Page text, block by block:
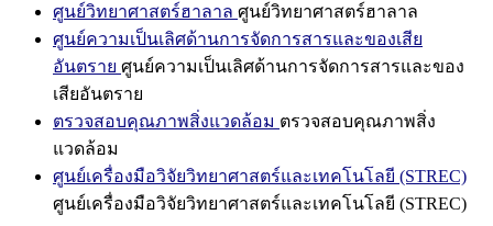
ศูนย์วิทยาศาสตร์ฮาลาล ศูนย์วิทยาศาสตร์ฮาลาล
ศูนย์ความเป็นเลิศด้านการจัดการสารและของเสีย
อันตราย ศูนย์ความเป็นเลิศด้านการจัดการสารและของ
เสียอันตราย
ตรวจสอบคุณภาพสิ่งแวดล้อม ตรวจสอบคุณภาพสิ่ง
แวดล้อม
ศูนย์เครื่องมือวิจัยวิทยาศาสตร์และเทคโนโลยี (STREC)
ศูนย์เครื่องมือวิจัยวิทยาศาสตร์และเทคโนโลยี (STREC)